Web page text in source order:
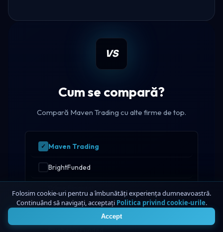
VS
Cum se compară?
Compară Maven Trading cu alte firme de top.
Maven Trading
BrightFunded
Alpha Capital
Folosim cookie-uri pentru a îmbunătăți experiența dumneavoastră.
Continuând să navigați, acceptați Politica privind cookie-urile.
Accept
4